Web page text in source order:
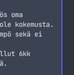
oma
kokemusta.
sekä ei
6kk